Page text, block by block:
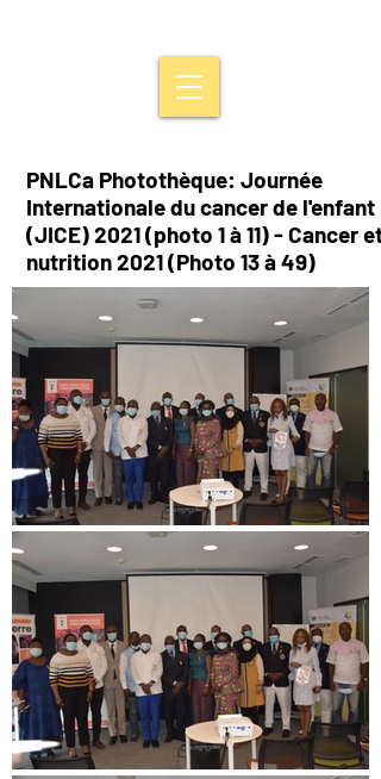
PNLCa Photothèque: Journée
Internationale du cancer de l'enfant
(JICE) 2021 (photo 1 à 11) - Cancer et
nutrition 2021 (Photo 13 à 49)